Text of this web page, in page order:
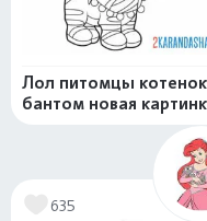
Лол питомцы
бантом новая
635